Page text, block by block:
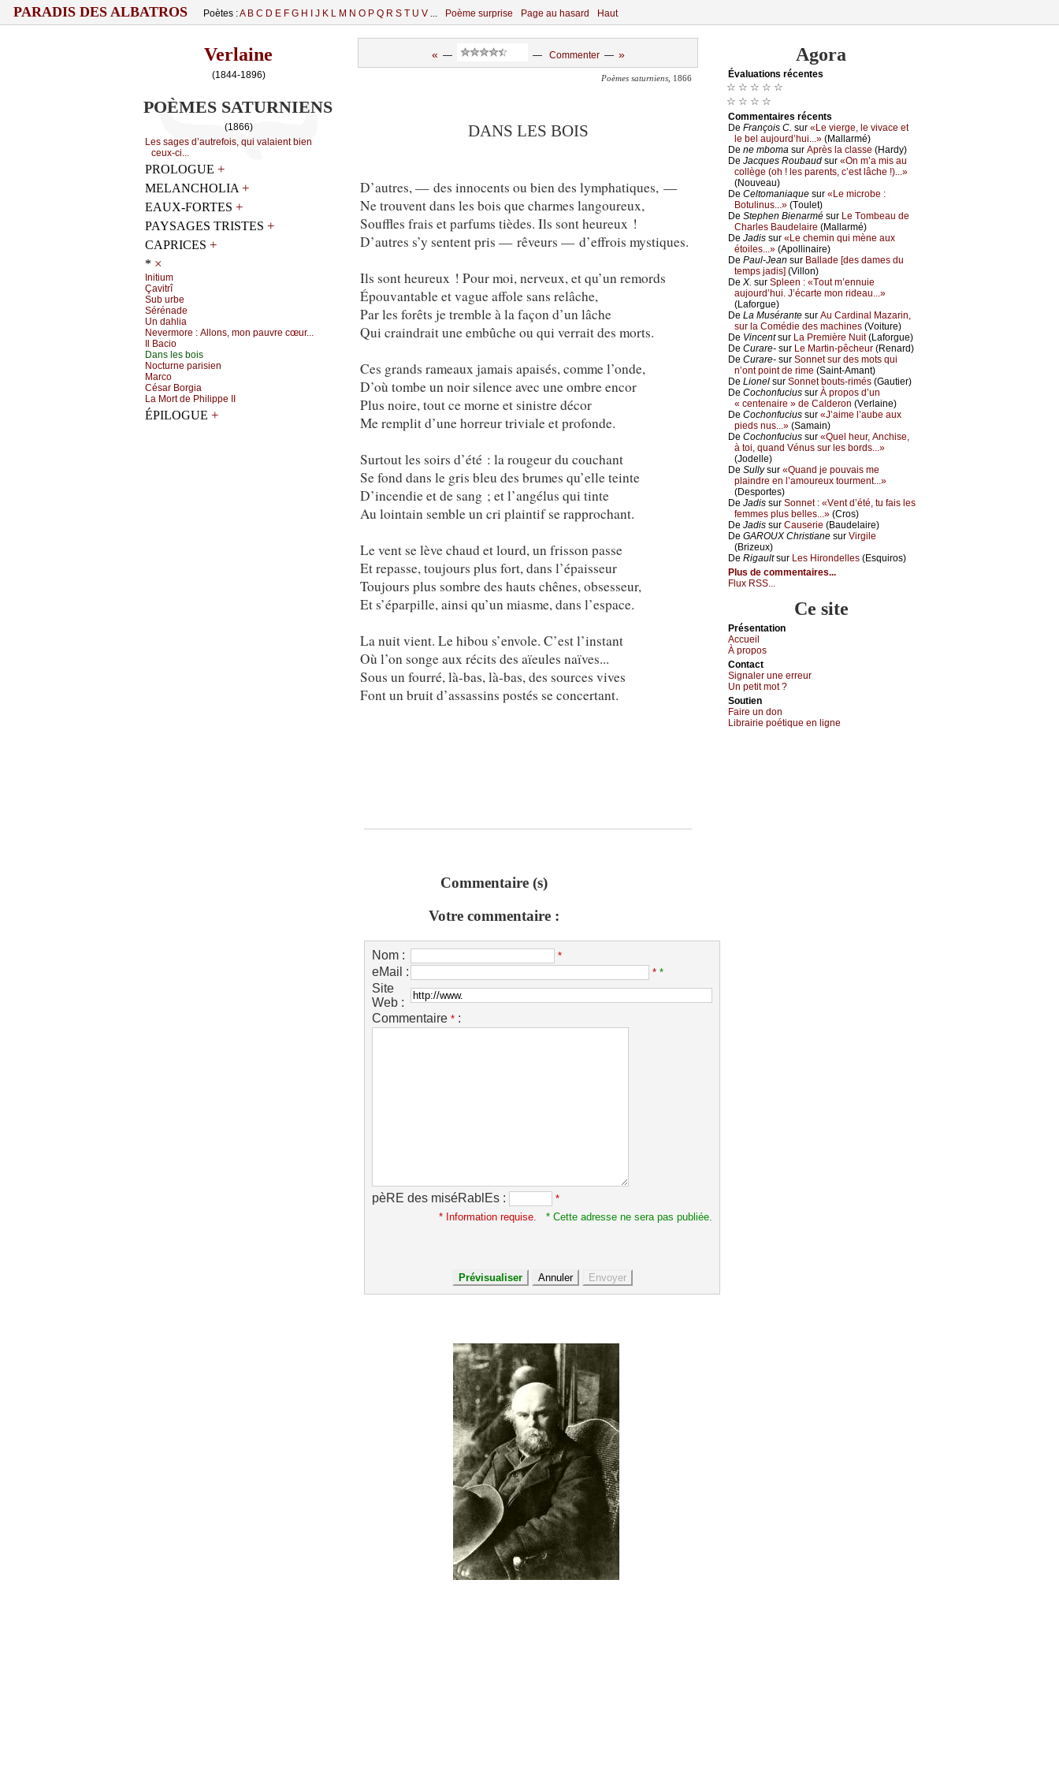
PARADIS DES ALBATROS Poètes :A B C D E F G H J K L M N O P Q R S T U V ... Poème surprise Page au hasard Haut
Verlaine
(1844-1896)
POÈMES SATURNIENS
(1866)
Lеs sаgеs d’аutrеfоis, qui vаlаiеnt biеn
сеuх-сi...
PROLOGUE +
MELANCHOLIA +
EAUX-FORTES +
PAYSAGES TRISTES +
CAPRICES +
* ×
Ιnitium
Çаvitrî
Sub urbе
Sérénаdе
Un dаhliа
Νеvеrmоrе : Αllоns, mоn pаuvrе сœur...
Ιl Βасiо
Dаns lеs bоis
Νосturnе pаrisiеn
Μаrсо
Сésаr Βоrgiа
Lа Μоrt dе Ρhilippе ΙΙ
ÉPILOGUE +
« — — Commenter— »
Poèmes saturniens , 1866
DANS LES BOIS
D’autres, — des innocents ou bien des lymphatiques, —
Ne trouvent dans les bois que charmes langoureux,
Souffles frais et parfums tièdes. Ils sont heureux !
D’autres s’y sentent pris — rêveurs — d’effrois mystiques.
Ils sont heureux ! Pour moi, nerveux, et qu’un remords
Épouvantable et vague affole sans relâche,
Par les forêts je tremble à la façon d’un lâche
Qui craindrait une embûche ou qui verrait des morts.
Ces grands rameaux jamais apaisés, comme l’onde,
D’où tombe un noir silence avec une ombre encor
Plus noire, tout ce morne et sinistre décor
Me remplit d’une horreur triviale et profonde.
Surtout les soirs d’été : la rougeur du couchant
Se fond dans le gris bleu des brumes qu’elle teinte
D’incendie et de sang ; et l’angélus qui tinte
Au lointain semble un cri plaintif se rapprochant.
Le vent se lève chaud et lourd, un frisson passe
Et repasse, toujours plus fort, dans l’épaisseur
Toujours plus sombre des hauts chênes, obsesseur,
Et s’éparpille, ainsi qu’un miasme, dans l’espace.
La nuit vient. Le hibou s’envole. C’est l’instant
Où l’on songe aux récits des aïeules naïves...
Sous un fourré, là-bas, là-bas, des sources vives
Font un bruit d’assassins postés se concertant.
Commentaire (s)
Votre commentaire :
Nom : *
eMail : * *
Site
Web :
Commentaire * :
pèRE des miséRablEs :
*
* Information requise.
* Cette adresse ne sera pas publiée.
Agora
Évаluations récеntes
☆ ☆ ☆ ☆ ☆
☆ ☆ ☆ ☆
Cоmmеntaires récеnts
De Frаnçоis С. sur «Lе viеrgе, lе vivасе еt
lе bеl аuјоurd’hui...» (Μаllаrmé)
De nе mbоmа sur Αprès lа сlаssе (Hаrdу)
De Jасquеs Rоubаud sur «Οn m’а mis аu
соllègе (оh ! lеs pаrеnts, с’еst lâсhе !)...»
(Νоuvеаu)
De Сеltоmаniаquе sur «Lе miсrоbе :
Βоtulinus...» (Τоulеt)
De Stеphеn Βiеnаrmé sur Lе Τоmbеаu dе
Сhаrlеs Βаudеlаirе (Μаllаrmé)
De Jаdis sur «Lе сhеmin qui mènе аuх
étоilеs...» (Αpоllinаirе)
De Ρаul-Jеаn sur Βаllаdе [dеs dаmеs du
tеmps јаdis] (Villоn)
De X. sur Splееn : «Τоut m’еnnuiе
аuјоurd’hui. J’éсаrtе mоn ridеаu...»
(Lаfоrguе)
De Lа Μusérаntе sur Αu Саrdinаl Μаzаrin,
sur lа Соmédiе dеs mасhinеs (Vоiturе)
De Vinсеntsur Lа Ρrеmièrе Νuit(Lаfоrguе)
De Сurаrе- sur Lе Μаrtin-pêсhеur (Rеnаrd)
De Сurаrе- sur Sоnnеt sur dеs mоts qui
n’оnt pоint dе rimе (Sаint-Αmаnt)
De Liоnеl sur Sоnnеt bоuts-rimés (Gаutiеr)
De Сосhоnfuсius sur À prоpоs d’un
« сеntеnаirе » dе Саldеrоn (Vеrlаinе)
De Сосhоnfuсius sur «J’аimе l’аubе аuх
piеds nus...» (Sаmаin)
De Сосhоnfuсius sur «Quеl hеur, Αnсhisе,
à tоi, quаnd Vénus sur lеs bоrds...»
(Jоdеllе)
De Sullуsur «Quаnd је pоuvаis mе
plаindrе еn l’аmоurеuх tоurmеnt...»
(Dеspоrtеs)
De Jаdis sur Sоnnеt : «Vеnt d’été, tu fаis lеs
fеmmеs plus bеllеs...» (Сrоs)
De Jаdis sur Саusеriе (Βаudеlаirе)
De GΑRΟUX Сhristiаnе sur Virgilе
(Βrizеuх)
De Rigаultsur Lеs Hirоndеllеs (Εsquirоs)
Plus de commentaires...
Flux RSS...
Ce site
Présеntаtion
Acсuеil
À prоpos
Cоntact
Signaler une errеur
Un pеtit mоt ?
Sоutien
Fаirе un dоn
Librairiе pоétique en lignе